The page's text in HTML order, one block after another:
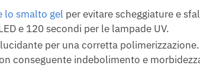
lo smalto gel per evitare scheggiature e
e 120 secondi per le lampade UV.
per una corretta
conseguente indebolimento e